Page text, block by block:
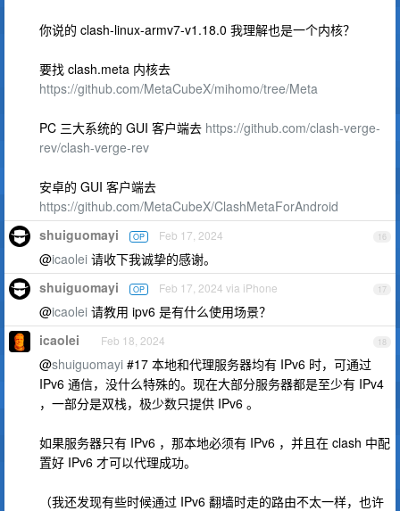
你说的 clash-linux-armv7-v1.18.0 我理解也是一个内核？
要找 clash.meta 内核去
https://github.com/MetaCubeX/mihomo/tree/Meta
PC 三大系统的 GUI 客户端去 https://github.com/clash-verge-
rev/clash-verge-rev
安卓的 GUI 客户端去
https://github.com/MetaCubeX/ClashMetaForAndroid
16
shuiguomayi OP Feb 17, 2024
@icaolei 请收下我诚挚的感谢。
17
shuiguomayi OP Feb 17, 2024 via iPhone
@icaolei 请教用 ipv6 是有什么使用场景？
18
icaolei Feb 18, 2024
@shuiguomayi #17 本地和代理服务器均有 IPv6 时，可通过
IPv6 通信，没什么特殊的。现在大部分服务器都是至少有 IPv4
，一部分是双栈，极少数只提供 IPv6 。
如果服务器只有 IPv6 ，那本地必须有 IPv6 ，并且在 clash 中配
置好 IPv6 才可以代理成功。
（我还发现有些时候通过 IPv6 翻墙时走的路由不太一样，也许